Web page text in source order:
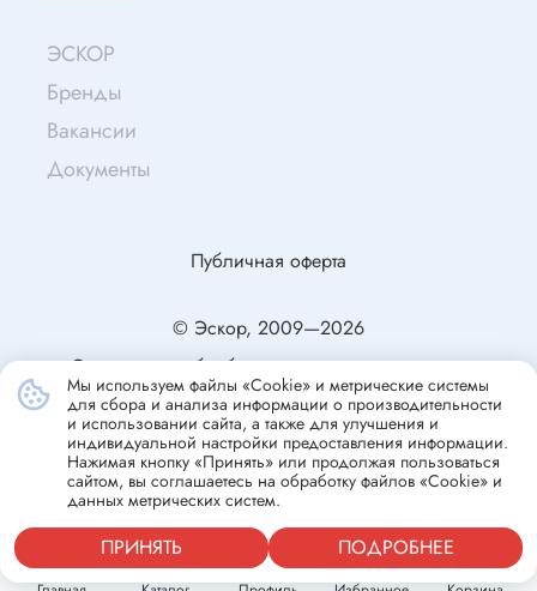
ЭСКОР
Бренды
Вакансии
Документы
© Эскор, 2009—2026
Согласие на обработку персональных данных
Политика конфиденциальности
Публичная оферта
Мы используем файлы «Cookie» и метрические системы
для сбора и анализа информации о производительности
и использовании сайта, а также для улучшения и
индивидуальной настройки предоставления информации.
Нажимая кнопку «Принять» или продолжая пользоваться
сайтом, вы соглашаетесь на обработку файлов «Cookie» и
данных метрических систем.
ПРИНЯТЬ ПОДРОБНЕЕ